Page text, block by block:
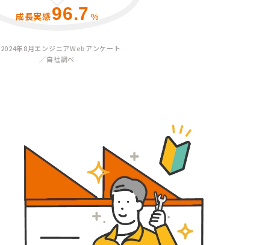
成長実感96.7 %
2024年8月エンジニアWebアンケート
／自社調べ